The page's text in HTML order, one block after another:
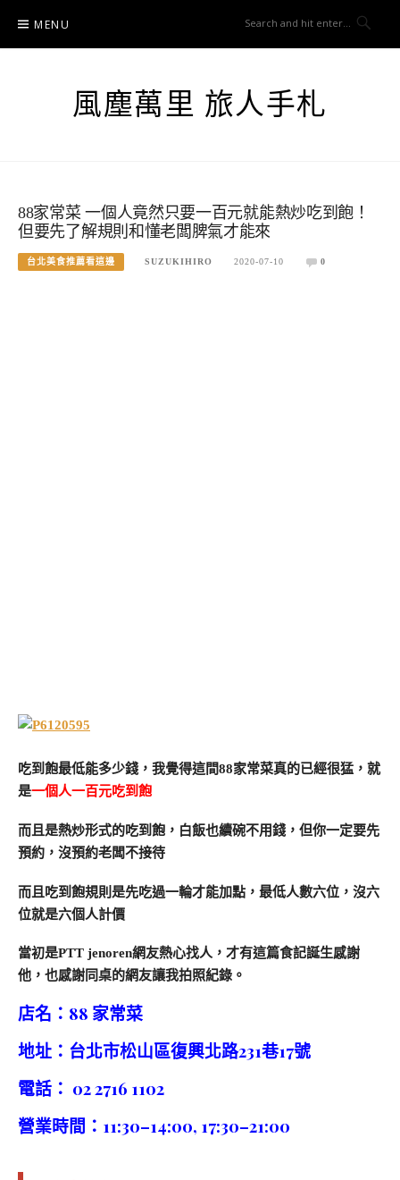
content
MENU
風塵萬里 旅人手札
88家常菜 一個人竟然只要一百元就能熱炒吃到飽！
但要先了解規則和懂老闆脾氣才能來
台北美食推薦看這邊 SUZUKIHIRO 2020-07-10 0
吃到飽最低能多少錢，我覺得這間88家常菜真的已經很猛，就
是一個人一百元吃到飽
而且是熱炒形式的吃到飽，白飯也續碗不用錢，但你一定要先
預約，沒預約老闆不接待
而且吃到飽規則是先吃過一輪才能加點，最低人數六位，沒六
位就是六個人計價
當初是PTT jenoren網友熱心找人，才有這篇食記誕生感謝
他，也感謝同桌的網友讓我拍照紀錄。
店名：88 家常菜
地址：台北市松山區復興北路231巷17號
電話： 02 2716 1102
營業時間：11:30–14:00, 17:30–21:00